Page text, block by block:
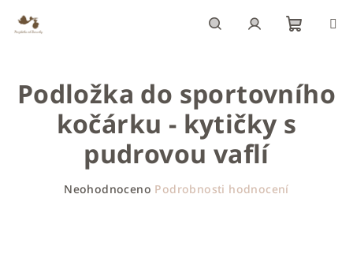
obsah
košík
Podložka do sportovního
kočárku - kytičky s
pudrovou vaflí
Neohodnoceno Podrobnosti hodnocení